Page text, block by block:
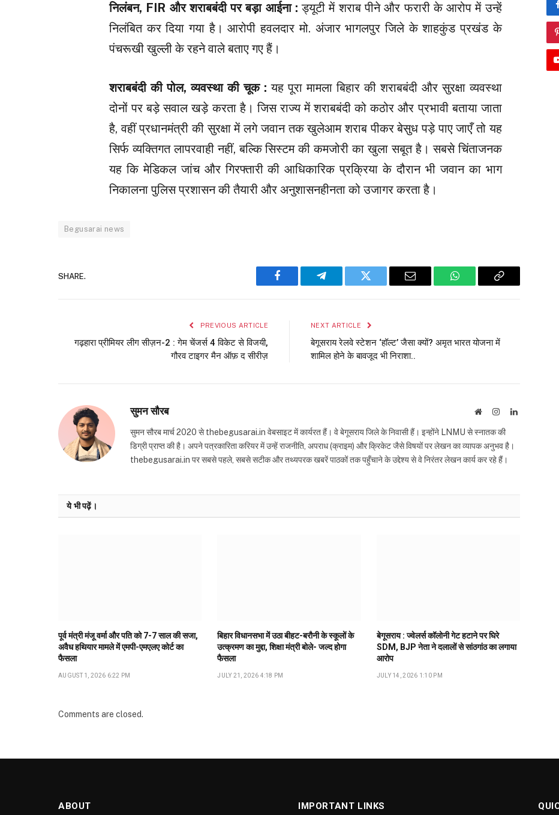
निलंबन, FIR और शराबबंदी पर बड़ा आईना :ड्यूटी में शराब पीने और फरारी के आरोप में उन्हें
निलंबित कर दिया गया है। आरोपी हवलदार मो. अंजार भागलपुर जिले के शाहकुंड प्रखंड के
पंचरूखी खुल्ली के रहने वाले बताए गए हैं।
शराबबंदी की पोल, व्यवस्था की चूक :यह पूरा मामला बिहार की शराबबंदी और सुरक्षा व्यवस्था
दोनों पर बड़े सवाल खड़े करता है। जिस राज्य में शराबबंदी को कठोर और प्रभावी बताया जाता
है, वहीं प्रधानमंत्री की सुरक्षा में लगे जवान तक खुलेआम शराब पीकर बेसुध पड़े पाए जाएँ तो यह
सिर्फ व्यक्तिगत लापरवाही नहीं, बल्कि सिस्टम की कमजोरी का खुला सबूत है। सबसे चिंताजनक
यह कि मेडिकल जांच और गिरफ्तारी की आधिकारिक प्रक्रिया के दौरान भी जवान का भाग
निकालना पुलिस प्रशासन की तैयारी और अनुशासनहीनता को उजागर करता है।
Begusarai news
SHARE.
Facebook Telegram Twitter Email WhatsAppCopy
PREVIOUS ARTICLE
गढ़हारा प्रीमियर लीग सीज़न-2 : गेम चेंजर्स 4 विकेट से विजयी,
गौरव टाइगर मैन ऑफ़ द सीरीज़
NEXT ARTICLE
बेगूसराय रेलवे स्टेशन ‘हॉल्ट’ जैसा क्यों? अमृत भारत योजना में
शामिल होने के बावजूद भी निराशा..
सुमन सौरब WebsiteInstagramLinkedIn
सुमन सौरब मार्च 2020 से thebegusarai.in वेबसाइट में कार्यरत हैं। वे बेगूसराय जिले के निवासी हैं। इन्होंने LNMU से स्नातक की
डिग्री प्राप्त की है। अपने पत्रकारिता करियर में उन्हें राजनीति, अपराध (क्राइम) और क्रिकेट जैसे विषयों पर लेखन का व्यापक अनुभव है।
thebegusarai.in पर सबसे पहले, सबसे सटीक और तथ्यपरक खबरें पाठकों तक पहुँचाने के उद्देश्य से वे निरंतर लेखन कार्य कर रहे हैं।
ये भी पढ़ें।
पूर्व मंत्री मंजू वर्मा और पति को 7-7 साल की सजा,
अवैध हथियार मामले में एमपी-एमएलए कोर्ट का
फैसला
AUGUST 1, 2026 6:22 PM
बिहार विधानसभा में उठा बीहट-बरौनी के स्कूलों के
उत्क्रमण का मुद्दा, शिक्षा मंत्री बोले- जल्द होगा
फैसला
JULY 21, 2026 4:18 PM
बेगूसराय : ज्वेलर्स कॉलोनी गेट हटाने पर घिरे
SDM, BJP नेता ने दलालों से सांठगांठ का लगाया
आरोप
JULY 14, 2026 1:10 PM
Comments are closed.
ABOUT IMPORTANT LINKS